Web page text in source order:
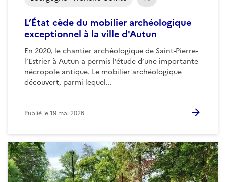
L’État cède du mobilier archéologique
exceptionnel à la ville d'Autun
En 2020, le chantier archéologique de Saint-Pierre-
l’Estrier à Autun a permis l’étude d’une importante
nécropole antique. Le mobilier archéologique
découvert, parmi lequel...
Publié le19 mai 2026